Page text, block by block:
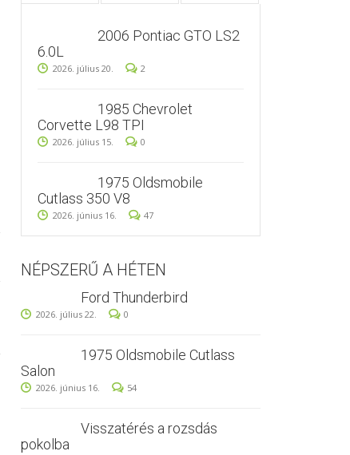
2006 Pontiac GTO LS2
6.0L
2026. július 20. 2
1985 Chevrolet
Corvette L98 TPI
2026. július 15. 0
1975 Oldsmobile
Cutlass 350 V8
2026. június 16. 47
NÉPSZERŰ A HÉTEN
Ford Thunderbird
2026. július 22. 0
1975 Oldsmobile Cutlass
Salon
2026. június 16. 54
Visszatérés a rozsdás
pokolba